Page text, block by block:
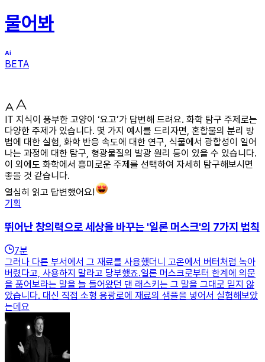
물어봐
BETA
IT 지식이 풍부한 고양이 ‘요고’가 답변해 드려요. 화학 탐구 주제로는
다양한 주제가 있습니다. 몇 가지 예시를 드리자면, 혼합물의 분리 방
법에 대한 실험, 화학 반응 속도에 대한 연구, 식물에서 광합성이 일어
나는 과정에 대한 탐구, 형광물질의 발광 원리 등이 있을 수 있습니다.
이 외에도 화학에서 흥미로운 주제를 선택하여 자세히 탐구해보시면
좋을 것 같습니다.
열심히 읽고 답변했어요!
기획
뛰어난 창의력으로 세상을 바꾸는 '일론 머스크'의 7가지 법칙
7분
그러나 다른 부서에서 그 재료를 사용했더니 고온에서 버터처럼 녹아
버렸다고, 사용하지 말라고 당부했죠.일론 머스크로부터 한계에 의문
을 품어보라는 말을 늘 들어왔던 댄 래스키는 그 말을 그대로 믿지 않
았습니다. 대신 직접 소형 용광로에 재료의 샘플을 넣어서 실험해보았
는데요